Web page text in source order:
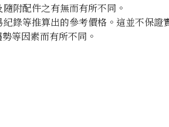
附配件之有無而有所不同。
錄等推算出的參考價格。這並不保證
等因素而有所不同。